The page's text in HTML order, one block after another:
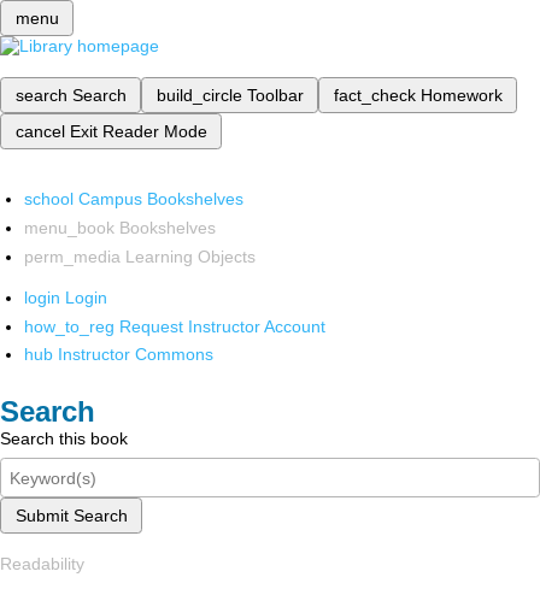
menu
search Search build_circle Toolbar fact_check Homework
cancel Exit Reader Mode
school Campus Bookshelves
menu_book Bookshelves
perm_media Learning Objects
login Login
how_to_reg Request Instructor Account
hub Instructor Commons
Search
Search this book
Submit Search
Readability